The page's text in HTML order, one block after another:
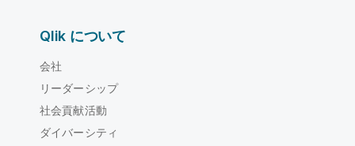
Qlik について
会社
リーダーシップ
社会貢献活動
ダイバーシティ